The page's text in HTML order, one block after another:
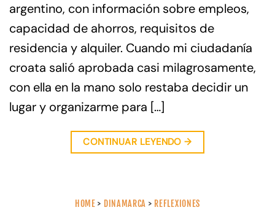
argentino, con información sobre empleos,
capacidad de ahorros, requisitos de
residencia y alquiler. Cuando mi ciudadanía
croata salió aprobada casi milagrosamente,
con ella en la mano solo restaba decidir un
lugar y organizarme para […]
CONTINUAR LEYENDO→
HOME > DINAMARCA > REFLEXIONES